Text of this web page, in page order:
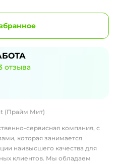
отзыва
(Прайм Мит)
сервисная компания, с
которая занимается
наивысшего качества для
клиентов. Мы обладаем